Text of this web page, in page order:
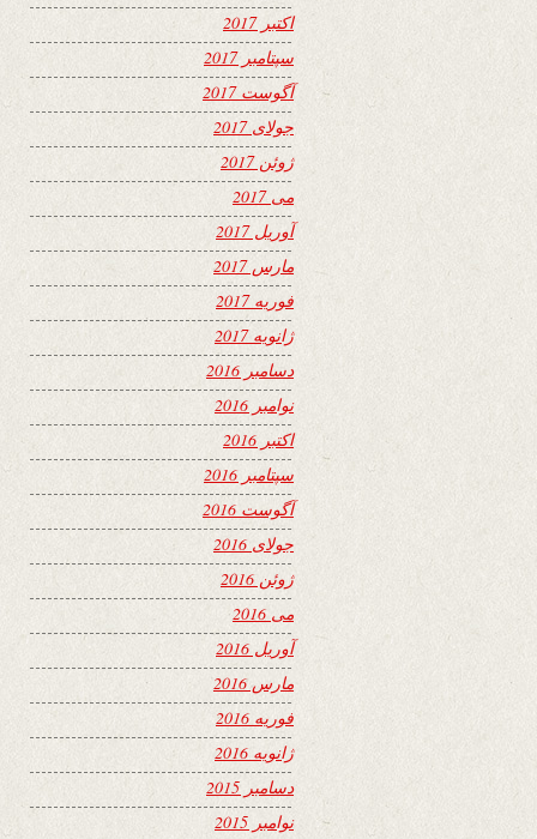
اکتبر 2017
سپتامبر 2017
آگوست 2017
جولای 2017
ژوئن 2017
می 2017
آوریل 2017
مارس 2017
فوریه 2017
ژانویه 2017
دسامبر 2016
نوامبر 2016
اکتبر 2016
سپتامبر 2016
آگوست 2016
جولای 2016
ژوئن 2016
می 2016
آوریل 2016
مارس 2016
فوریه 2016
ژانویه 2016
دسامبر 2015
نوامبر 2015